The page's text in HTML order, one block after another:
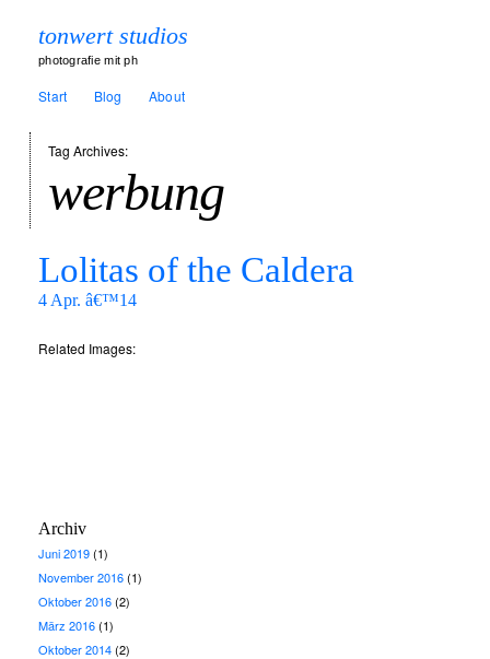
tonwert studios
photografie mit ph
Start Blog About
Tag Archives:
werbung
Lolitas of the Caldera
4 Apr. â€™14
Related Images:
Archiv
Juni 2019(1)
November 2016(1)
Oktober 2016(2)
März 2016(1)
Oktober 2014(2)